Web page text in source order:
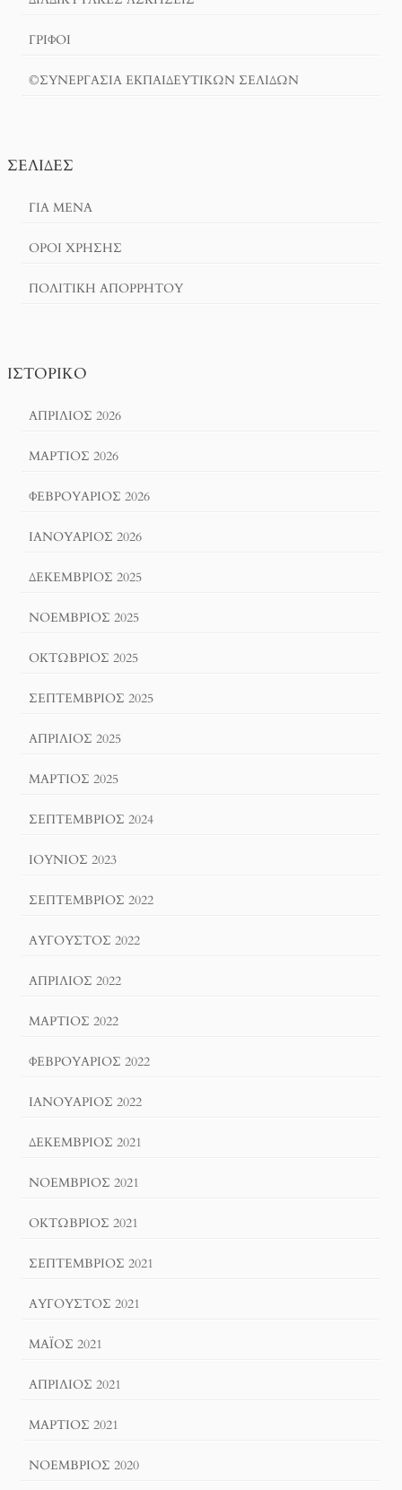
ΓΡΙΦΟΙ
©ΣΥΝΕΡΓΑΣΙΑ ΕΚΠΑΙΔΕΥΤΙΚΩΝ ΣΕΛΙΔΩΝ
ΣΕΛΊΔΕΣ
ΓΙΑ ΜΕΝΑ
ΌΡΟΙ ΧΡΗΣΗΣ
ΠΟΛΙΤΙΚΉ ΑΠΟΡΡΉΤΟΥ
ΙΣΤΟΡΙΚΌ
ΑΠΡΊΛΙΟΣ 2026
ΜΆΡΤΙΟΣ 2026
ΦΕΒΡΟΥΆΡΙΟΣ 2026
ΙΑΝΟΥΆΡΙΟΣ 2026
ΔΕΚΈΜΒΡΙΟΣ 2025
ΝΟΈΜΒΡΙΟΣ 2025
ΟΚΤΏΒΡΙΟΣ 2025
ΣΕΠΤΈΜΒΡΙΟΣ 2025
ΑΠΡΊΛΙΟΣ 2025
ΜΆΡΤΙΟΣ 2025
ΣΕΠΤΈΜΒΡΙΟΣ 2024
ΙΟΎΝΙΟΣ 2023
ΣΕΠΤΈΜΒΡΙΟΣ 2022
ΑΎΓΟΥΣΤΟΣ 2022
ΑΠΡΊΛΙΟΣ 2022
ΜΆΡΤΙΟΣ 2022
ΦΕΒΡΟΥΆΡΙΟΣ 2022
ΙΑΝΟΥΆΡΙΟΣ 2022
ΔΕΚΈΜΒΡΙΟΣ 2021
ΝΟΈΜΒΡΙΟΣ 2021
ΟΚΤΏΒΡΙΟΣ 2021
ΣΕΠΤΈΜΒΡΙΟΣ 2021
ΑΎΓΟΥΣΤΟΣ 2021
ΜΆΙΟΣ 2021
ΑΠΡΊΛΙΟΣ 2021
ΜΆΡΤΙΟΣ 2021
ΝΟΈΜΒΡΙΟΣ 2020